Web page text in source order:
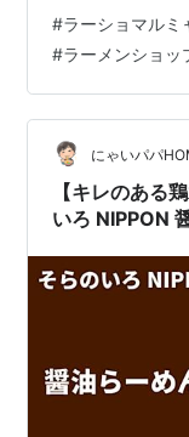
「ラーショ」の
9月に池袋駅の西
に王子駅そばに
跡地へ移転。現
宮市にも支店を
簾をくぐると、
#ラーショマルミ
#ラーメンショッ
にゃいパパ
【キレのある
いろ NIPPON